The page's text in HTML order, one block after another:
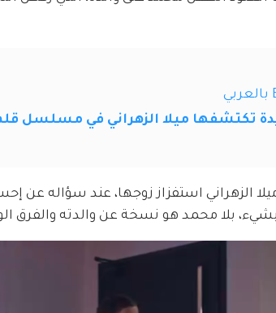
تكتشفها ميلا الزهراني في مسلسل
الزهراني استفزاز زوجها، عند سؤاله عن
بشيء، بلا محمد هو نسخة عن والدته والفرق